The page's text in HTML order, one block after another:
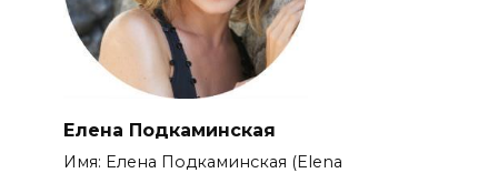
Елена Подкаминская
Имя: Елена Подкаминская (Elena